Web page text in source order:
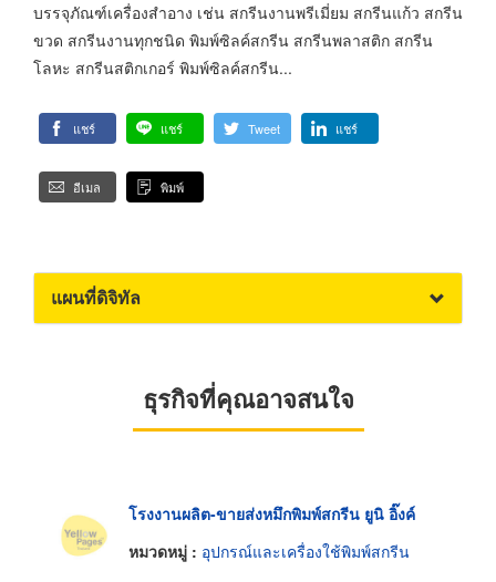
บรรจุภัณฑ์เครื่องสำอาง เช่น สกรีนงานพรีเมี่ยม สกรีนแก้ว สกรีน
ขวด สกรีนงานทุกชนิด พิมพ์ซิลค์สกรีน สกรีนพลาสติก สกรีน
โลหะ สกรีนสติกเกอร์ พิมพ์ซิลค์สกรีน...
แชร์ แชร์ Tweet แชร์
อีเมล พิมพ์
แผนที่ดิจิทัล
ธุรกิจที่คุณอาจสนใจ
โรงงานผลิต-ขายส่งหมึกพิมพ์สกรีน ยูนิ อิ๊งค์
หมวดหมู่ : อุปกรณ์และเครื่องใช้พิมพ์สกรีน